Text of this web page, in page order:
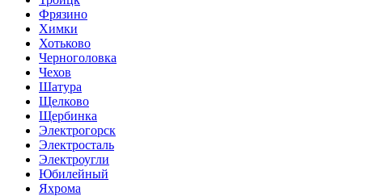
Фрязино
Химки
Хотьково
Черноголовка
Чехов
Шатура
Щелково
Щербинка
Электрогорск
Электросталь
Электроугли
Юбилейный
Яхрома